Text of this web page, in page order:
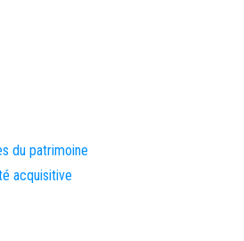
du patrimoine
acquisitive